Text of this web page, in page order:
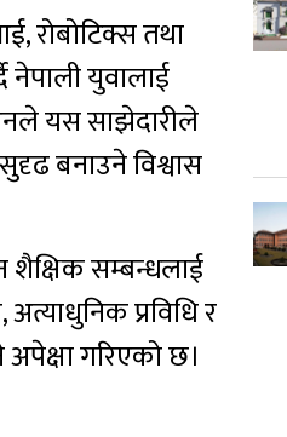
रोबोटिक्स तथा
नेपाली युवालाई
यस साझेदारीले
बनाउने विश्वास
सम्बन्धलाई
अत्याधुनिक प्रविधि र
गरिएको छ।